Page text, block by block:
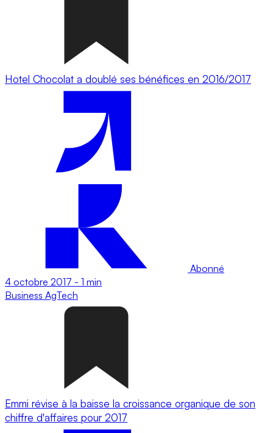
Hotel Chocolat a doublé ses bénéfices en 2016/2017
Abonné
4 octobre 2017 - 1 min
Business AgTech
Emmi révise à la baisse la croissance organique de son
chiffre d'affaires pour 2017